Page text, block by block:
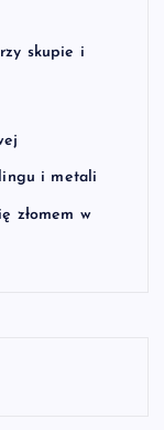
skupie i
i metali
złomem w